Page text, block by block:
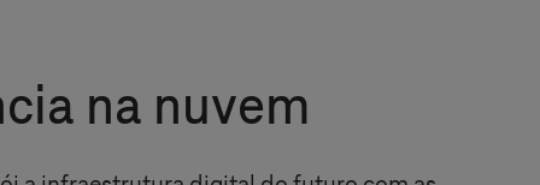
na nuvem